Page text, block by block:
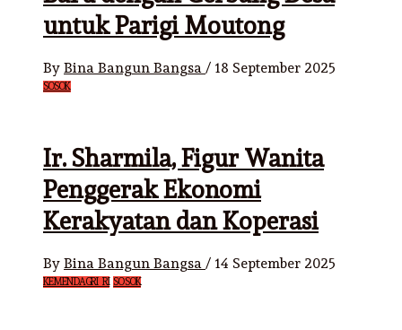
untuk Parigi Moutong
By Bina Bangun Bangsa / 18 September 2025
SOSOK
Ir. Sharmila, Figur Wanita
Penggerak Ekonomi
Kerakyatan dan Koperasi
By Bina Bangun Bangsa / 14 September 2025
KEMENDAGRI RI SOSOK